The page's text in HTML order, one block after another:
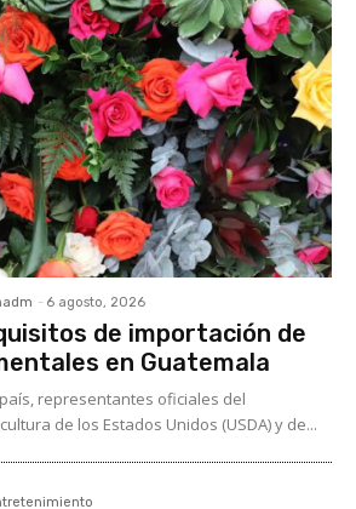
- 6 agosto, 2026
de importación de
en Guatemala
representantes oficiales del
de los Estados Unidos (USDA) y de...